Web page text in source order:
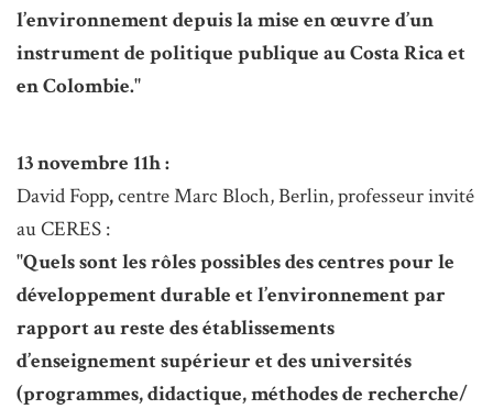
l’environnement depuis la mise en œuvre d’un
instrument de politique publique au Costa Rica et
en Colombie."
13 novembre 11h :
David Fopp,centre Marc Bloch, Berlin, professeur invité
au CERES :
"Quels sont les rôles possibles des centres pour le
développement durable et l’environnement par
rapport au reste des établissements
d’enseignement supérieur et des universités
(programmes, didactique, méthodes de recherche/